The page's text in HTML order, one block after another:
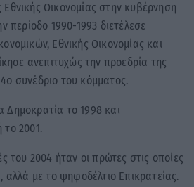
Οικονομίας στην κυβέρνηση
περίοδο 1990-1993 διετέλεσε
Εθνικής Οικονομίας και
ανεπιτυχώς την προεδρία της
συνέδριο του κόμματος.
το 1998 και
το 2001.
του 2004 ήταν οι πρώτες στις οποίες
αλλά με το ψηφοδέλτιο Επικρατείας.